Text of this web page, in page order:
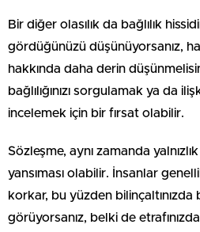
Bir diğer olasılık da bağlılık
gördüğünüzü düşünüyorsanız,
hakkında daha derin
bağlılığınızı sorgulamak ya da
incelemek için bir fırsat olabilir.
Sözleşme, aynı zamanda
yansıması olabilir. İnsanlar
korkar, bu yüzden bilinçaltınızda
görüyorsanız, belki de